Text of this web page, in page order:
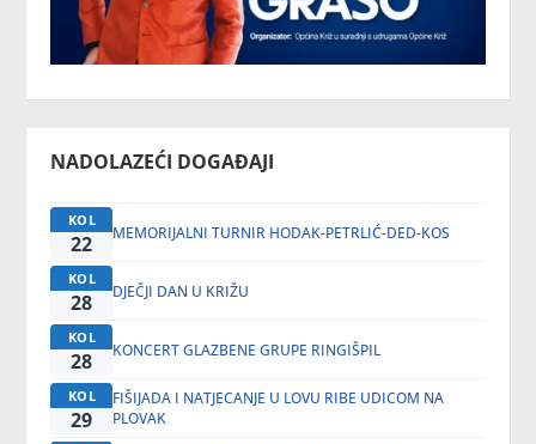
NADOLAZEĆI DOGAĐAJI
KOL
22 MEMORIJALNI TURNIR HODAK-PETRLIĆ-DED-KOS
KOL
28 DJEČJI DAN U KRIŽU
KOL
28 KONCERT GLAZBENE GRUPE RINGIŠPIL
KOL
29
FIŠIJADA I NATJECANJE U LOVU RIBE UDICOM NA
PLOVAK